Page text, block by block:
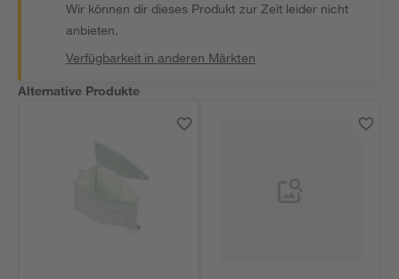
Wir können dir dieses Produkt zur Zeit leider nicht
anbieten.
Verfügbarkeit in anderen Märkten
Alternative Produkte